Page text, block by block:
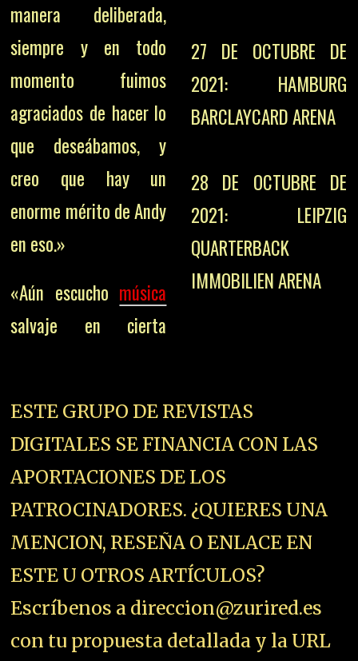
manera deliberada,
siempre y en todo
momento fuimos
agraciados de hacer lo
que deseábamos, y
creo que hay un
enorme mérito de Andy
en eso.»
«Aún escucho música
salvaje en cierta
27 DE OCTUBRE DE
2021: HAMBURG
BARCLAYCARD ARENA
28 DE OCTUBRE DE
2021: LEIPZIG
QUARTERBACK
IMMOBILIEN ARENA
ESTE GRUPO DE REVISTAS
DIGITALES SE FINANCIA CON LAS
APORTACIONES DE LOS
PATROCINADORES. ¿QUIERES UNA
MENCION, RESEÑA O ENLACE EN
ESTE U OTROS ARTÍCULOS?
Escríbenos a direccion@zurired.es
con tu propuesta detallada y la URL